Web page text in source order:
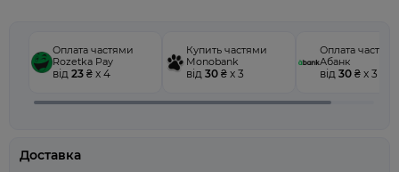
Оплата частями
Rozetka Pay
від 23 ₴ x 4
Купить частями
Monobank
від 30 ₴ x 3
Оплата
Абанк
від 30 ₴ x 3
Доставка